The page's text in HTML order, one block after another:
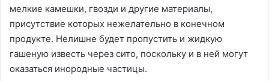
мелкие камешки, гвозди и другие материалы,
присутствие которых нежелательно в конечном
продукте. Нелишне будет пропустить и жидкую
гашеную известь через сито, поскольку и в ней могут
оказаться инородные частицы.